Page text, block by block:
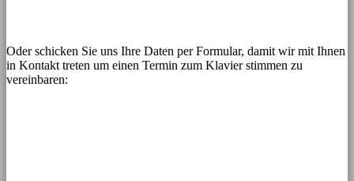
Oder schicken Sie uns Ihre Daten per Formular, damit wir mit Ihnen
in Kontakt treten um einen Termin zum Klavier stimmen zu
vereinbaren: